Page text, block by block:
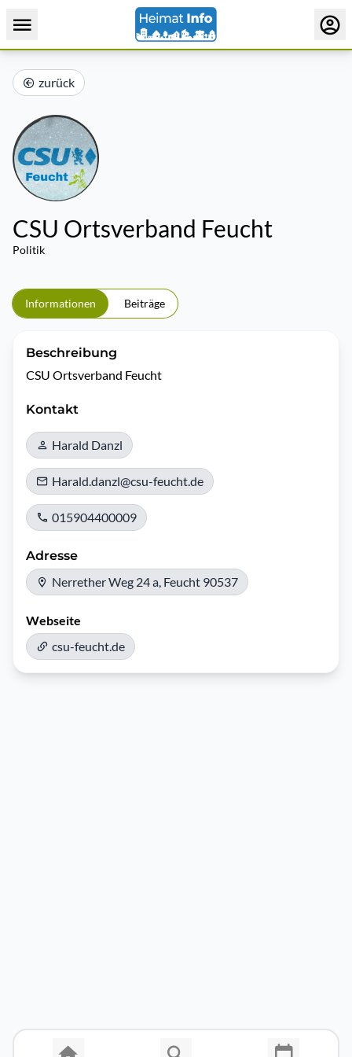
zurück
CSU Ortsverband Feucht
Politik
Informationen Beiträge
Beschreibung
CSU Ortsverband Feucht
Kontakt
Harald Danzl
Harald.danzl@csu-feucht.de
015904400009
Adresse
Nerrether Weg 24 a, Feucht 90537
Webseite
csu-feucht.de